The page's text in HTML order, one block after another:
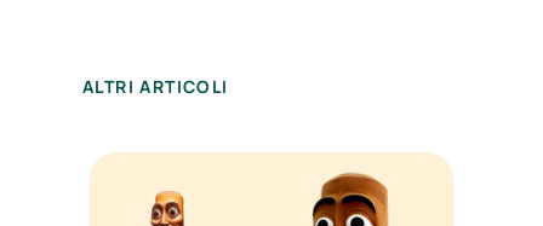
ALTRI ARTICOLI